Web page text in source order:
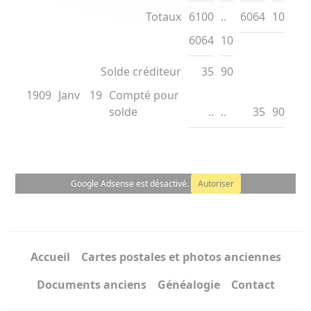
Totaux 6100 .. 6064 10
6064 10
Solde créditeur 35 90
1909 Janv 19 Compté pour
solde
.. .. 35 90
Google Adsense est désactivé. Autoriser
Accueil
Cartes postales et photos anciennes
Documents anciens
Généalogie Contact